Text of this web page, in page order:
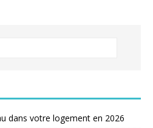
dans votre logement en 2026